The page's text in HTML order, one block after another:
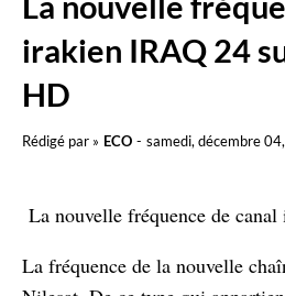
irakien IRAQ 24
HD
Rédigé par » ECO - samedi, décembre
La nouvelle fréquence de
La fréquence de la nouvelle